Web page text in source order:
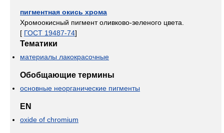
пигментная окись хрома
Хромоокисный пигмент оливково-зеленого цвета.
[ ГОСТ 19487-74]
Тематики
материалы лакокрасочные
Обобщающие термины
основные неорганические пигменты
EN
oxide of chromium